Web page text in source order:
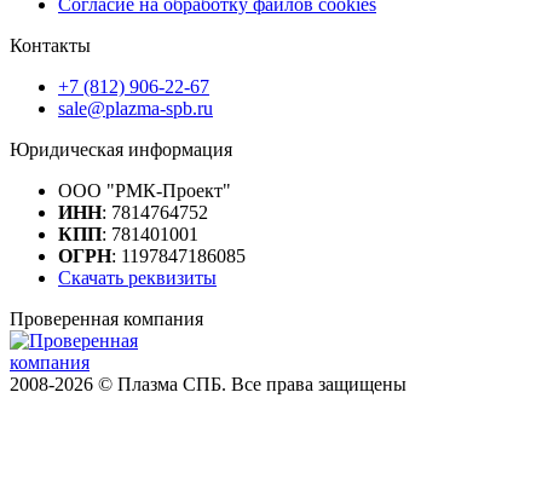
Согласие на обработку файлов cookies
Контакты
+7 (812) 906-22-67
sale@plazma-spb.ru
Юридическая информация
ООО "РМК-Проект"
ИНН: 7814764752
КПП: 781401001
ОГРН: 1197847186085
Скачать реквизиты
Проверенная компания
2008-2026 © Плазма СПБ. Все права защищены